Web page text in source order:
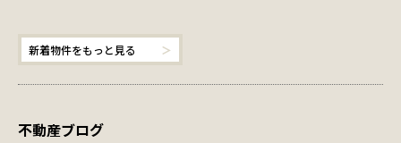
新着物件をもっと見る
不動産ブログ